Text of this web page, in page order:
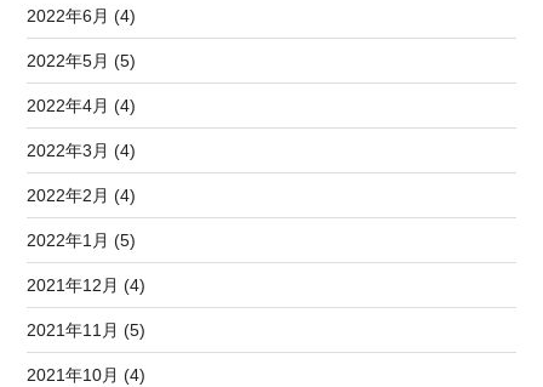
2022年6月 (4)
2022年5月 (5)
2022年4月 (4)
2022年3月 (4)
2022年2月 (4)
2022年1月 (5)
2021年12月 (4)
2021年11月 (5)
2021年10月 (4)